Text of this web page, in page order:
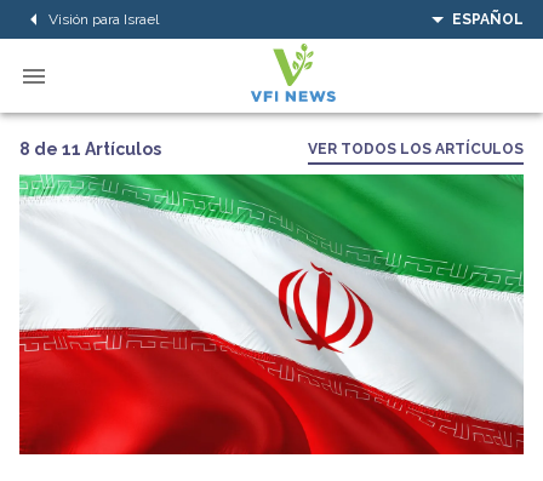
Visión para Israel ESPAÑOL
8 de 11 Artículos VER TODOS LOS ARTÍCULOS